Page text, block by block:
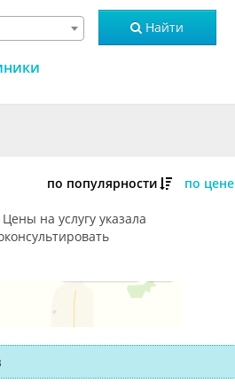
Найти
по популярности по цене
на услугу указала